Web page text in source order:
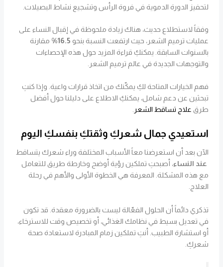
لتحفيز الدورة الدموية في فروة الرأس وتشجيع نشاط البصيلات.
وفقاً لاستطلاع حديث، هناك زيادة ملحوظة في إقبال النساء على
عمليات ترميم الشعر، حيث ارتفعت النسبة بنحو 16.5%
مقارنة
بالسنوات السابقة. يمكنكِ قراءة المزيد حول هذه الإحصاءات
والتوجهات الجديدة في عالم ترميم الشعر.
فهم الخيارات المتاحة لكِ يمكّنك من اتخاذ قرارات واعية. وإذا كنتِ
تبحثين عن دعم شامل، يمكنكِ الاطلاع على دليلنا حول أفضل
طرق علاج تساقط الشعر
استعيدي جمال شعركِ وثقتكِ بنفسكِ اليوم
الآن بعد أن استعرضنا معاً الأسباب المختلفة وراء شعرك يتساقط
عند النساء، أصبحتِ تملكين رؤية أوضح وخارطة طريق للتعامل
مع هذه المشكلة. المعرفة هي الخطوة الأولى والأهم في رحلة
العلاج.
تذكري دائماً أن الحلول الفعّالة ليست بالضرورة معقدة. قد تكون
في تعديل بسيط في نظامك الغذائي، أو تخصيص وقت للاسترخاء،
أو استشارة الطبيب. أنتِ تملكين زمام المبادرة لاستعادة صحة
شعركِ.